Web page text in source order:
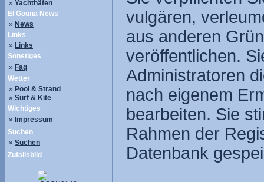
» Yachthäfen
El Gouna News
» News
Links
» Links
Sonstiges
» Faq
Wetter
» Pool & Strand
» Surf & Kite
Wichtiges
» Impressum
Suchen
» Suchen
Zufallsbild
vulgären,
aus anderen
veröffentlichen.
Administratoren
nach eigenem
bearbeiten. Sie
Rahmen der
Datenbank